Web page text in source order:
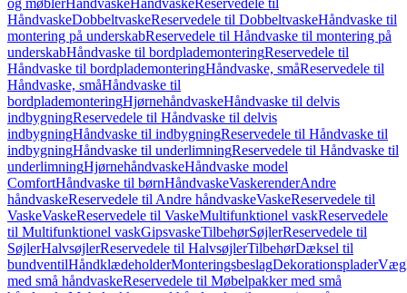
og møblerHåndvaskeHåndvaskeReservedele til
HåndvaskeDobbeltvaskeReservedele til DobbeltvaskeHåndvaske til
montering på underskabReservedele til Håndvaske til montering på
underskabHåndvaske til bordplademonteringReservedele til
Håndvaske til bordplademonteringHåndvaske, småReservedele til
Håndvaske, småHåndvaske til
bordplademonteringHjørnehåndvaskeHåndvaske til delvis
indbygningReservedele til Håndvaske til delvis
indbygningHåndvaske til indbygningReservedele til Håndvaske til
indbygningHåndvaske til underlimningReservedele til Håndvaske til
underlimningHjørnehåndvaskeHåndvaske model
ComfortHåndvaske til børnHåndvaskeVaskerenderAndre
håndvaskeReservedele til Andre håndvaskeVaskeReservedele til
VaskeVaskeReservedele til VaskeMultifunktionel vaskReservedele
til Multifunktionel vaskGipsvaskeTilbehørSøjlerReservedele til
SøjlerHalvsøjlerReservedele til HalvsøjlerTilbehørDæksel til
bundventilHåndklædeholderMonteringsbeslagDekorationsplader
med små håndvaskeReservedele til Møbelpakker med små